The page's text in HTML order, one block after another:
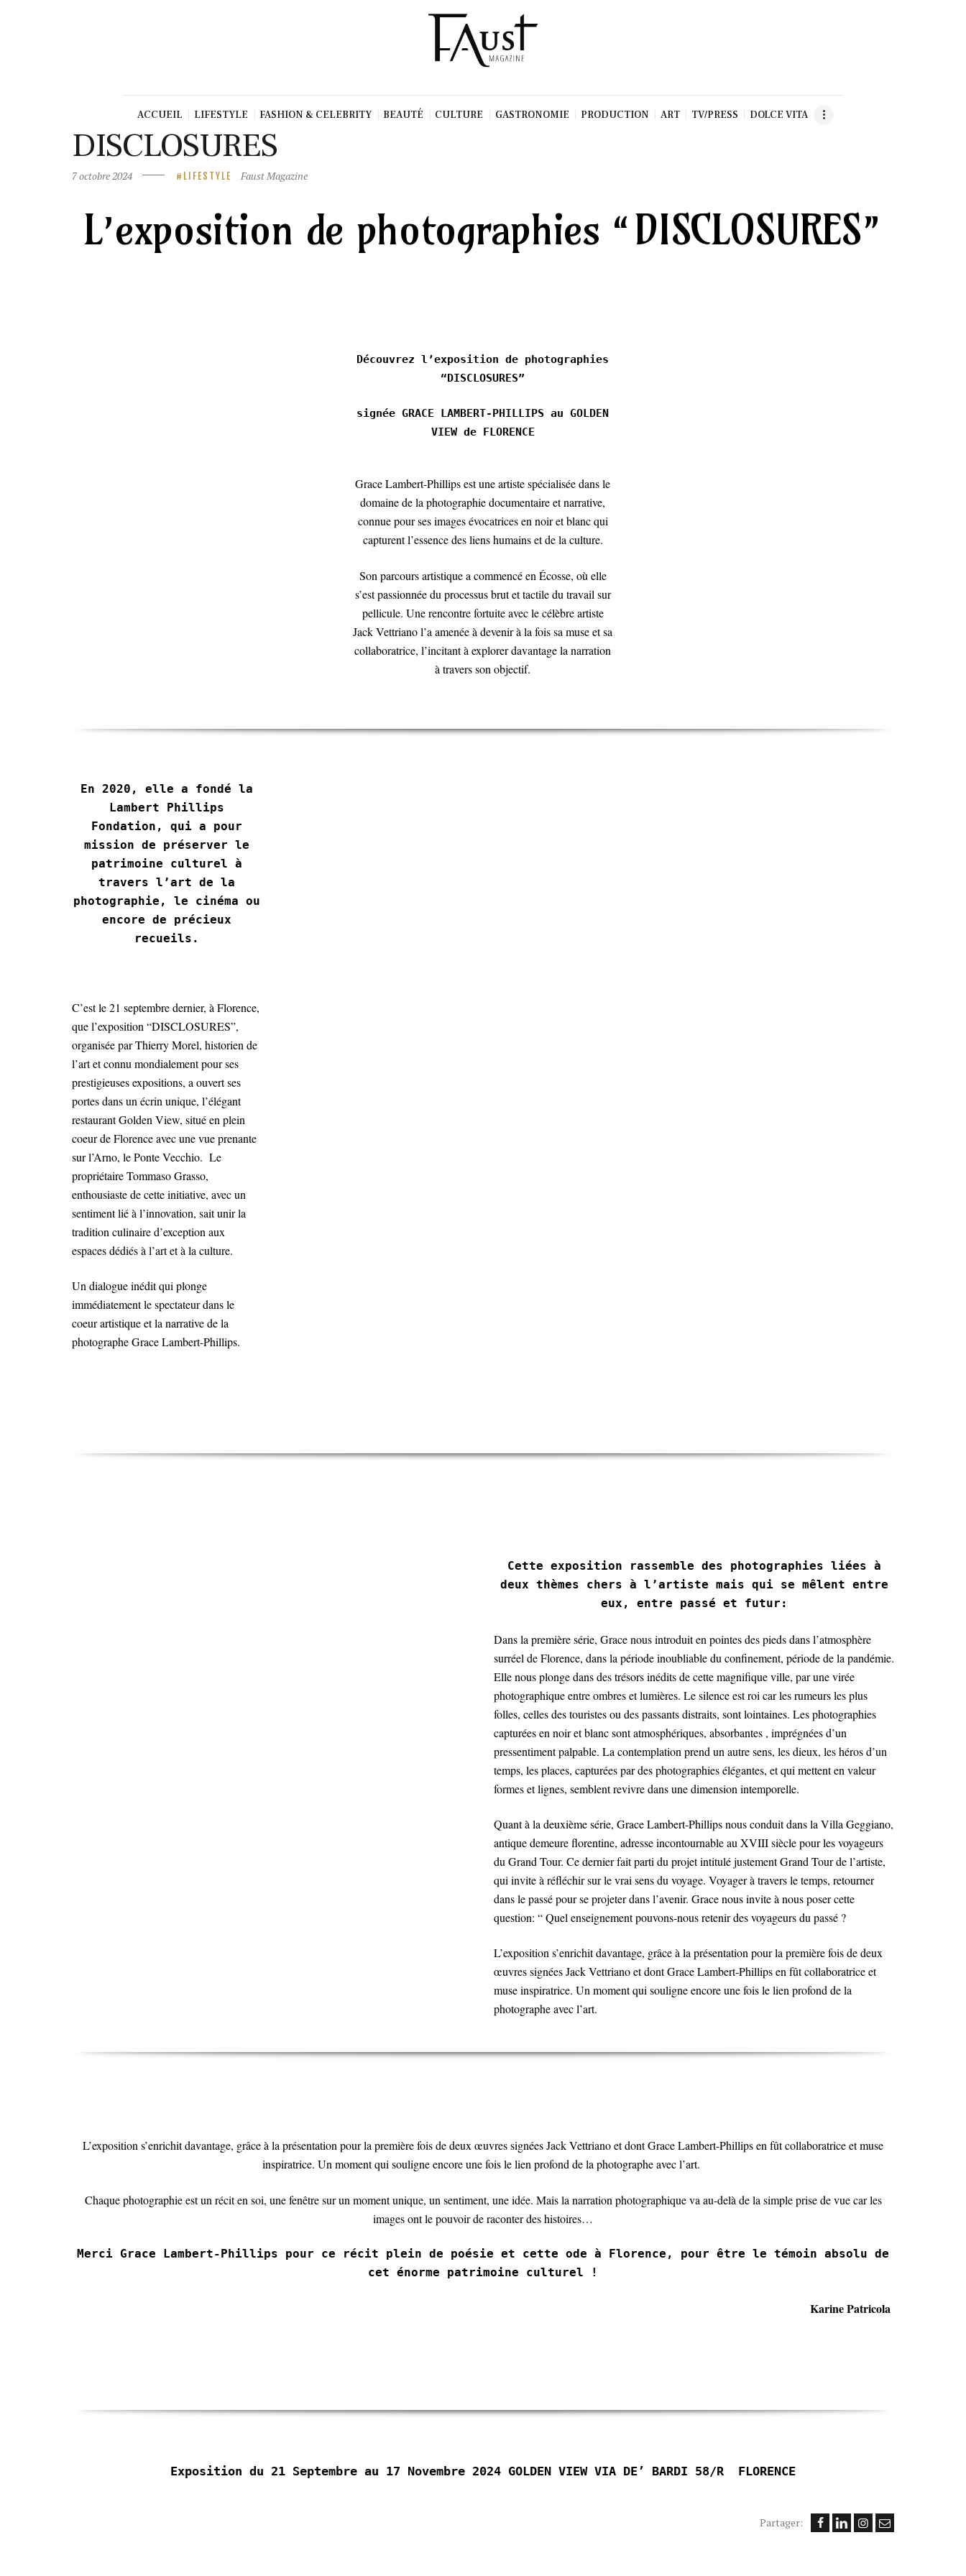
ACCUEIL LIFESTYLE FASHION & CELEBRITY BEAUTÉ CULTURE GASTRONOMIE PRODUCTION ART TV/PRESS DOLCE VITA
Art
TV/Press
Dolce Vita
DISCLOSURES
7 octobre 2024 LIFESTYLE Faust Magazine
L’exposition de photographies “DISCLOSURES”
Découvrez l’exposition de photographies
“DISCLOSURES”
signée GRACE LAMBERT-PHILLIPS au GOLDEN
VIEW de FLORENCE
Grace Lambert-Phillips est une artiste spécialisée dans le
domaine de la photographie documentaire et narrative,
connue pour ses images évocatrices en noir et blanc qui
capturent l’essence des liens humains et de la culture.
Son parcours artistique a commencé en Écosse, où elle
s’est passionnée du processus brut et tactile du travail sur
pellicule. Une rencontre fortuite avec le célèbre artiste
Jack Vettriano l’a amenée à devenir à la fois sa muse et sa
collaboratrice, l’incitant à explorer davantage la narration
à travers son objectif.
En 2020, elle a fondé la
Lambert Phillips
Fondation, qui a pour
mission de préserver le
patrimoine culturel à
travers l’art de la
photographie, le cinéma ou
encore de précieux
recueils.
C’est le 21 septembre dernier, à Florence,
que l’exposition “DISCLOSURES”,
organisée par Thierry Morel, historien de
l’art et connu mondialement pour ses
prestigieuses expositions, a ouvert ses
portes dans un écrin unique, l’élégant
restaurant Golden View, situé en plein
coeur de Florence avec une vue prenante
sur l’Arno, le Ponte Vecchio. Le
propriétaire Tommaso Grasso,
enthousiaste de cette initiative, avec un
sentiment lié à l’innovation, sait unir la
tradition culinaire d’exception aux
espaces dédiés à l’art et à la culture.
Un dialogue inédit qui plonge
immédiatement le spectateur dans le
coeur artistique et la narrative de la
photographe Grace Lambert-Phillips.
Cette exposition rassemble des photographies liées à
deux thèmes chers à l’artiste mais qui se mêlent entre
eux, entre passé et futur:
Dans la première série, Grace nous introduit en pointes des pieds dans l’atmosphère
surréel de Florence, dans la période inoubliable du confinement, période de la pandémie.
Elle nous plonge dans des trésors inédits de cette magnifique ville, par une virée
photographique entre ombres et lumières. Le silence est roi car les rumeurs les plus
folles, celles des touristes ou des passants distraits, sont lointaines. Les photographies
capturées en noir et blanc sont atmosphériques, absorbantes , imprégnées d’un
pressentiment palpable. La contemplation prend un autre sens, les dieux, les héros d’un
temps, les places, capturées par des photographies élégantes, et qui mettent en valeur
formes et lignes, semblent revivre dans une dimension intemporelle.
Quant à la deuxième série, Grace Lambert-Phillips nous conduit dans la Villa Geggiano,
antique demeure florentine, adresse incontournable au XVIII siècle pour les voyageurs
du Grand Tour. Ce dernier fait parti du projet intitulé justement Grand Tour de l’artiste,
qui invite à réfléchir sur le vrai sens du voyage. Voyager à travers le temps, retourner
dans le passé pour se projeter dans l’avenir. Grace nous invite à nous poser cette
question: “ Quel enseignement pouvons-nous retenir des voyageurs du passé ?
L’exposition s’enrichit davantage, grâce à la présentation pour la première fois de deux
œuvres signées Jack Vettriano et dont Grace Lambert-Phillips en fût collaboratrice et
muse inspiratrice. Un moment qui souligne encore une fois le lien profond de la
photographe avec l’art.
L’exposition s’enrichit davantage, grâce à la présentation pour la première fois de deux œuvres signées Jack Vettriano et dont Grace Lambert-Phillips en fût collaboratrice et muse
inspiratrice. Un moment qui souligne encore une fois le lien profond de la photographe avec l’art.
Chaque photographie est un récit en soi, une fenêtre sur un moment unique, un sentiment, une idée. Mais la narration photographique va au-delà de la simple prise de vue car les
images ont le pouvoir de raconter des histoires…
Merci Grace Lambert-Phillips pour ce récit plein de poésie et cette ode à Florence, pour être le témoin absolu de
cet énorme patrimoine culturel !
Karine Patricola
Exposition du 21 Septembre au 17 Novembre 2024 GOLDEN VIEW VIA DE’ BARDI 58/R FLORENCE
Partager: